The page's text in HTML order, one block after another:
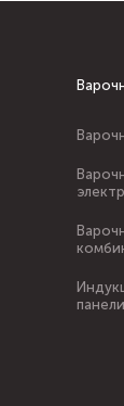
панели